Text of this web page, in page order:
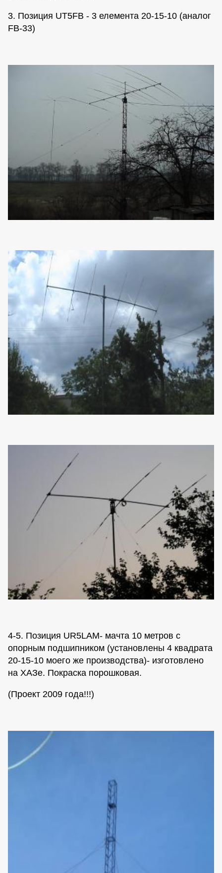
3. Позиция UT5FB - 3 елемента 20-15-10 (аналог
FB-33)
4-5. Позиция UR5LAM- мачта 10 метров с
опорным подшипником (установлены 4 квадрата
20-15-10 моего же производства)- изготовлено
на ХАЗе. Покраска порошковая.
(Проект 2009 года!!!)